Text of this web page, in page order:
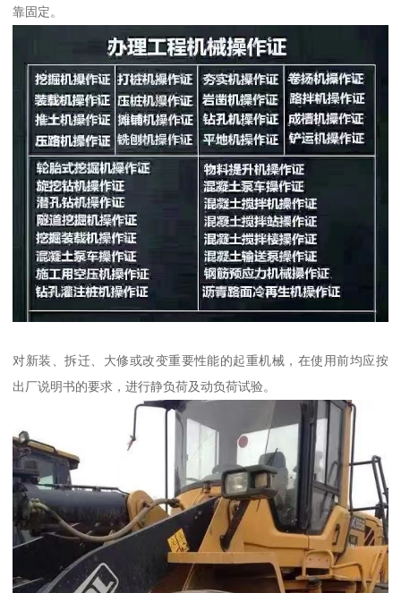
靠固定。
对新装、拆迁、大修或改变重要性能的起重机械，在使用前均应按
出厂说明书的要求，进行静负荷及动负荷试验。